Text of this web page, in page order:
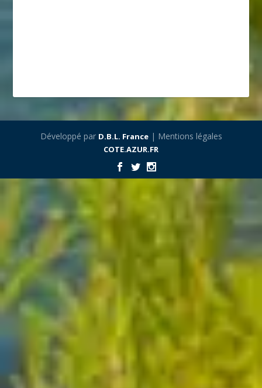
Développé par D.B.L. France| Mentions légales
COTE.AZUR.FR